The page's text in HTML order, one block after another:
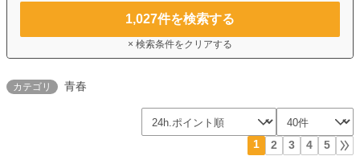
1,027件を検索する
× 検索条件をクリアする
カテゴリ 青春
1 2 3 4 5